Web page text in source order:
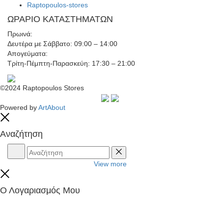
Raptopoulos-stores
ΩΡΑΡΙΟ ΚΑΤΑΣΤΗΜΑΤΩΝ
Πρωινά:
Δευτέρα με Σάββατο: 09:00 – 14:00
Απογεύματα:
Τρίτη-Πέμπτη-Παρασκεύη: 17:30 – 21:00
©2024 Raptopoulos Stores
Powered byArtAbout
Αναζήτηση
Reset
View more
Ο Λογαριασμός Μου